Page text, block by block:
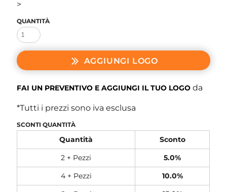
>
QUANTITÀ
AGGIUNGI LOGO
FAI UN PREVENTIVO E AGGIUNGI IL TUO LOGO da
*Tutti i prezzi sono iva esclusa
SCONTI QUANTITÀ
Quantità
Sconto
2 + Pezzi
5.0%
4 + Pezzi
10.0%